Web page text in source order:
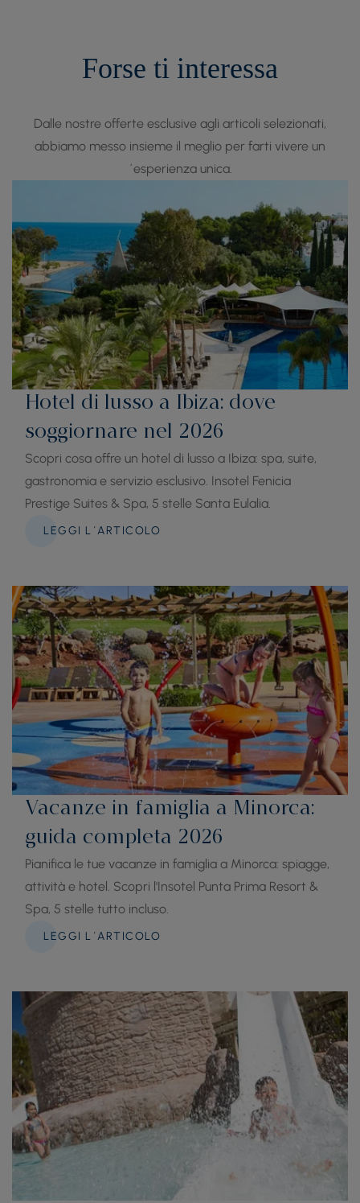
Forse ti interessa
Dalle nostre offerte esclusive agli articoli selezionati,
abbiamo messo insieme il meglio per farti vivere un
´esperienza unica.
Hotel di lusso a Ibiza: dove
soggiornare nel 2026
Scopri cosa offre un hotel di lusso a Ibiza: spa, suite,
gastronomia e servizio esclusivo. Insotel Fenicia
Prestige Suites & Spa, 5 stelle Santa Eulalia.
LEGGI L´ARTICOLO
Vacanze in famiglia a Minorca:
guida completa 2026
Pianifica le tue vacanze in famiglia a Minorca: spiagge,
attività e hotel. Scopri l'Insotel Punta Prima Resort &
Spa, 5 stelle tutto incluso.
LEGGI L´ARTICOLO